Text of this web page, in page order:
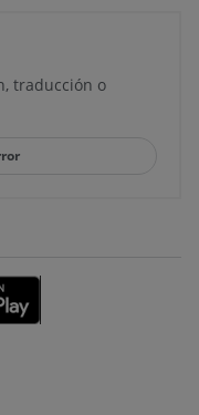
traducción o